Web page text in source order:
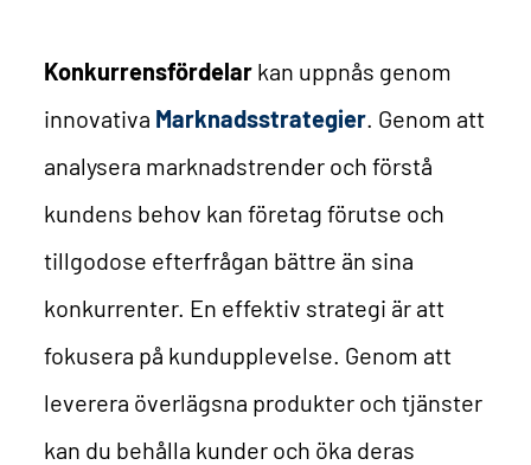
Konkurrensfördelar kan uppnås genom
innovativa Marknadsstrategier . Genom att
analysera marknadstrender och förstå
kundens behov kan företag förutse och
tillgodose efterfrågan bättre än sina
konkurrenter. En effektiv strategi är att
fokusera på kundupplevelse. Genom att
leverera överlägsna produkter och tjänster
kan du behålla kunder och öka deras